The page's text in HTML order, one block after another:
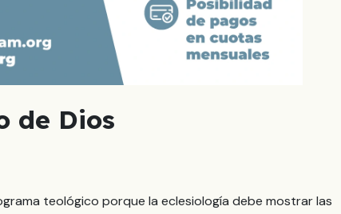
de Dios
teológico porque la eclesiología debe mostrar las